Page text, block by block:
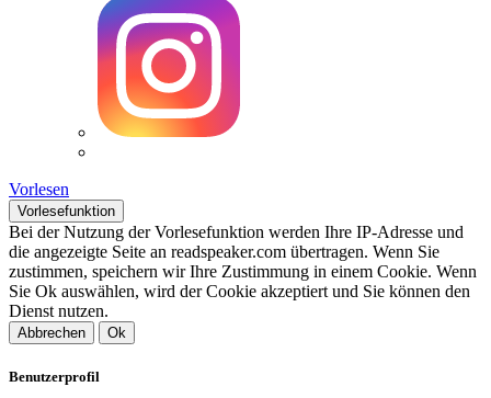
Vorlesen
Vorlesefunktion
Bei der Nutzung der Vorlesefunktion werden Ihre IP-Adresse und
die angezeigte Seite an readspeaker.com übertragen. Wenn Sie
zustimmen, speichern wir Ihre Zustimmung in einem Cookie. Wenn
Sie Ok auswählen, wird der Cookie akzeptiert und Sie können den
Dienst nutzen.
Abbrechen Ok
Benutzerprofil